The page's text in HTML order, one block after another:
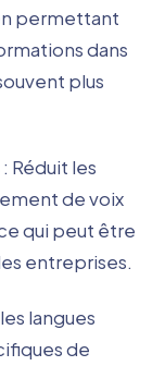
permettant
dans
plus
: Réduit les
de voix
qui peut être
entreprises.
langues
de